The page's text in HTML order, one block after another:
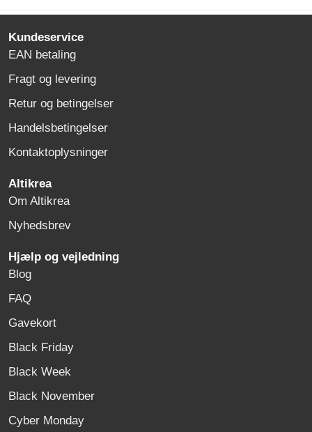
Kundeservice
EAN betaling
Fragt og levering
Retur og betingelser
Handelsbetingelser
Kontaktoplysninger
Altikrea
Om Altikrea
Nyhedsbrev
Hjælp og vejledning
Blog
FAQ
Gavekort
Black Friday
Black Week
Black November
Cyber Monday